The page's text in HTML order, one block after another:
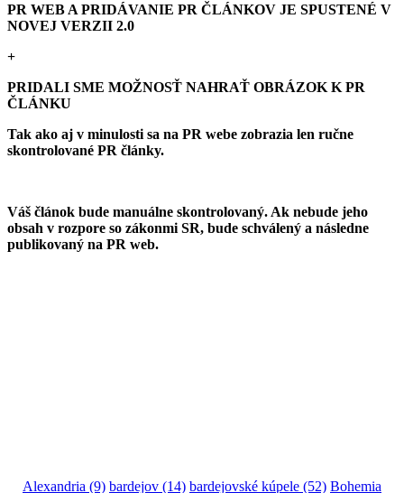
PR WEB A PRIDÁVANIE PR ČLÁNKOV JE SPUSTENÉ V
NOVEJ VERZII 2.0
+
PRIDALI SME MOŽNOSŤ NAHRAŤ OBRÁZOK K PR
ČLÁNKU
Tak ako aj v minulosti sa na PR webe zobrazia len ručne
skontrolované PR články.
Váš článok bude manuálne skontrolovaný. Ak nebude jeho
obsah v rozpore so zákonmi SR, bude schválený a následne
publikovaný na PR web.
Alexandria (9) bardejov (14) bardejovské kúpele (52) Bohemia